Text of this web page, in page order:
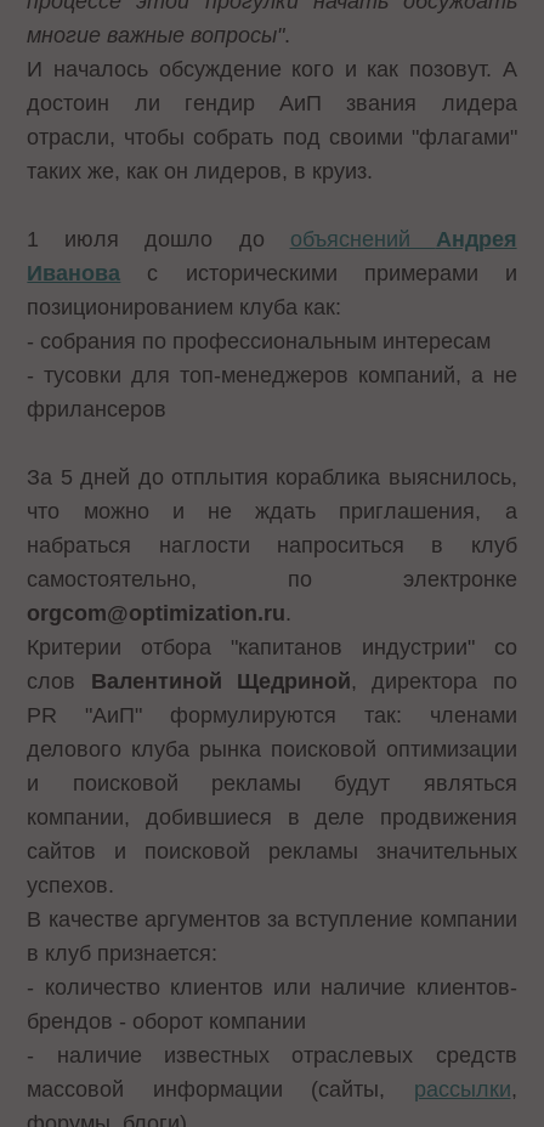
многие важные вопросы".
И началось обсуждение кого и как позовут. А
достоин ли гендир АиП звания лидера
отрасли, чтобы собрать под своими "флагами"
таких же, как он лидеров, в круиз.
1 июля дошло до объяснений Андрея
Иванова с историческими примерами и
позиционированием клуба как:
- собрания по профессиональным интересам
- тусовки для топ-менеджеров компаний, а не
фрилансеров
За 5 дней до отплытия кораблика выяснилось,
что можно и не ждать приглашения, а
набраться наглости напроситься в клуб
самостоятельно, по электронке
orgcom@optimization.ru.
Критерии отбора "капитанов индустрии"со
слов Валентиной Щедриной, директора по
PR "АиП" формулируются так: членами
делового клуба рынка поисковой оптимизации
и поисковой рекламы будут являться
компании, добившиеся в деле продвижения
сайтов и поисковой рекламы значительных
успехов.
В качестве аргументов за вступление компании
в клуб признается:
- количество клиентов или наличие клиентов-
брендов - оборот компании
- наличие известных отраслевых средств
массовой информации (сайты, рассылки,